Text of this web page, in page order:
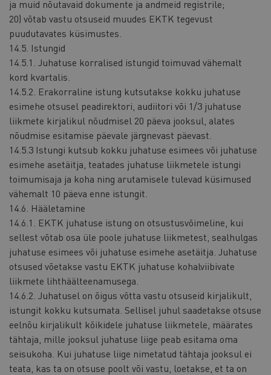
ja muid nõutavaid dokumente ja andmeid registrile;
20) võtab vastu otsuseid muudes EKTK tegevust
puudutavates küsimustes.
14.5. Istungid
14.5.1. Juhatuse korralised istungid toimuvad vähemalt
kord kvartalis.
14.5.2. Erakorraline istung kutsutakse kokku juhatuse
esimehe otsusel peadirektori, audiitori või 1/3 juhatuse
liikmete kirjalikul nõudmisel 20 päeva jooksul, alates
nõudmise esitamise päevale järgnevast päevast.
14.5.3 Istungi kutsub kokku juhatuse esimees või juhatuse
esimehe asetäitja, teatades juhatuse liikmetele istungi
toimumisaja ja koha ning arutamisele tulevad küsimused
vähemalt 10 päeva enne istungit.
14.6. Hääletamine
14.6.1. EKTK juhatuse istung on otsustusvõimeline, kui
sellest võtab osa üle poole juhatuse liikmetest, sealhulgas
juhatuse esimees või juhatuse esimehe asetäitja. Juhatuse
otsused võetakse vastu EKTK juhatuse kohalviibivate
liikmete lihthäälteenamusega.
14.6.2. Juhatusel on õigus võtta vastu otsuseid kirjalikult,
istungit kokku kutsumata. Sellisel juhul saadetakse otsuse
eelnõu kirjalikult kõikidele juhatuse liikmetele, määrates
tähtaja, mille jooksul juhatuse liige peab esitama oma
seisukoha. Kui juhatuse liige nimetatud tähtaja jooksul ei
teata, kas ta on otsuse poolt või vastu, loetakse, et ta on